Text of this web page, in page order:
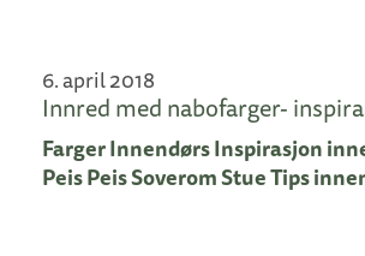
6. april 2018
Innred med nabofarger-
FargerInnendørsInspirasjon
PeisPeisSoveromStueTips